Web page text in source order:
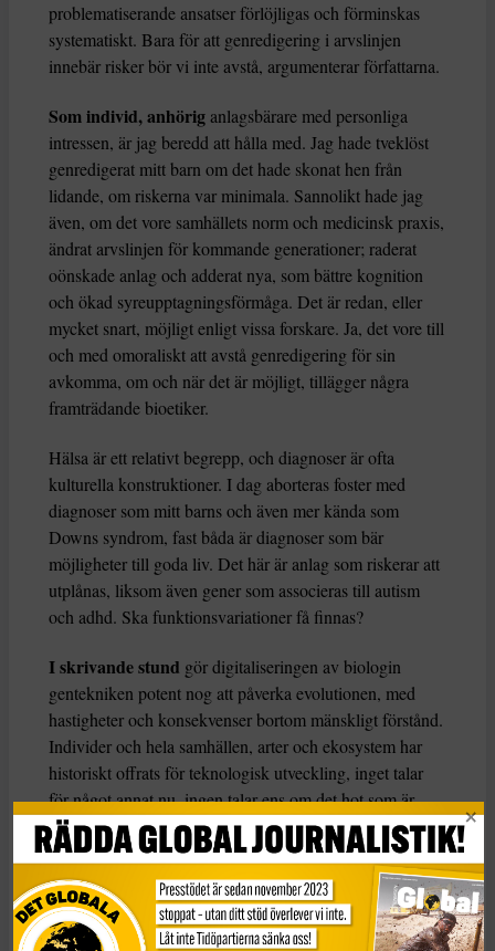
problematiserande ansatser förlöjligas och förminskas
systematiskt. Bara för att genredigering i arvslinjen
innebär risker bör vi inte avstå, argumenterar författarna.
Som individ, anhöriganlagsbärare med personliga
intressen, är jag beredd att hålla med. Jag hade tveklöst
genredigerat mitt barn om det hade skonat hen från
lidande, om riskerna var minimala. Sannolikt hade jag
även, om det vore samhällets norm och medicinsk praxis,
ändrat arvslinjen för kommande generationer; raderat
oönskade anlag och adderat nya, som bättre kognition
och ökad syreupptagningsförmåga. Det är redan, eller
mycket snart, möjligt enligt vissa forskare. Ja, det vore till
och med omoraliskt att avstå genredigering för sin
avkomma, om och när det är möjligt, tillägger några
framträdande bioetiker.
Hälsa är ett relativt begrepp, och diagnoser är ofta
kulturella konstruktioner. I dag aborteras foster med
diagnoser som mitt barns och även mer kända som
Downs syndrom, fast båda är diagnoser som bär
möjligheter till goda liv. Det här är anlag som riskerar att
utplånas, liksom även gener som associeras till autism
och adhd. Ska funktionsvariationer få finnas?
I skrivande stund gör digitaliseringen av biologin
gentekniken potent nog att påverka evolutionen, med
hastigheter och konsekvenser bortom mänskligt förstånd.
Individer och hela samhällen, arter och ekosystem har
historiskt offrats för teknologisk utveckling, inget talar
för något annat nu, ingen talar ens om det hot som är.
Gensaxen erbjuder möjligheter, men insatsen är hög.
Kunskap skapas i kulturella sammanhang; koder och
tecken måste alltid tolkas. Det enda vi vet om geners del i
komplexa processer är att variation är viktigt och en